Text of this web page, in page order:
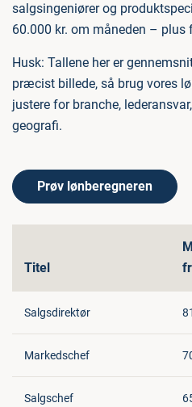
salgsingeniører og
60.000 kr. om måneden – plus
Husk: Tallene her er
præcist billede, så brug vores
justere for branche,
geografi.
Prøv lønberegneren
Titel
Salgsdirektør
Markedschef
Salgschef